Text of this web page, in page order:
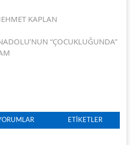
KAPLAN
“ÇOCUKLUĞUNDA”
ETIKETLER